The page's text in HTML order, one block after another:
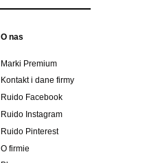
O nas
Marki Premium
Kontakt i dane firmy
Ruido Facebook
Ruido Instagram
Ruido Pinterest
O firmie